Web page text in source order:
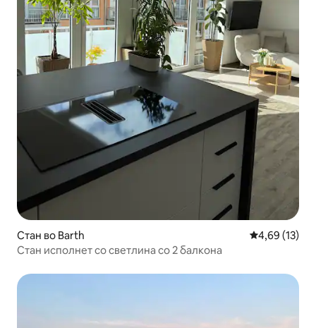
Стан во Barth Просечна
4,69 (13)
Стан исполнет со светлина со 2 балкона